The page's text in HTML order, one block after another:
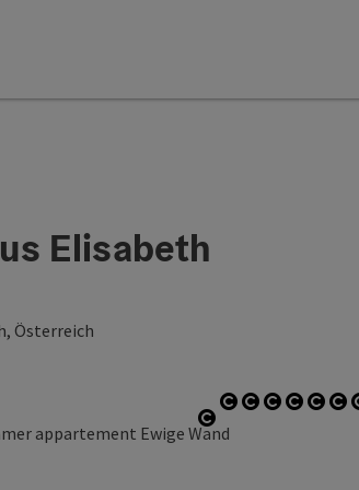
Elisabeth
Österreich
Start Copyright
Start Copyright